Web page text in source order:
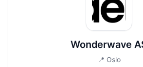
Wonderwave
📍 Oslo